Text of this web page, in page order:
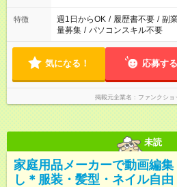
特徴 週1日からOK / 履歴書不要 / 副
量募集 / パソコンスキル不要
気になる！ 応募する
掲載元企業名 ファンクショ
未読
家庭用品メーカーで動画編
し＊服装・髪型・ネイル自由